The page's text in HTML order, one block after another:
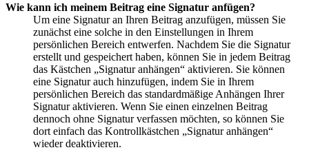
Wie kann ich meinem Beitrag eine Signatur anfügen?
Um eine Signatur an Ihren Beitrag anzufügen, müssen Sie
zunächst eine solche in den Einstellungen in Ihrem
persönlichen Bereich entwerfen. Nachdem Sie die Signatur
erstellt und gespeichert haben, können Sie in jedem Beitrag
das Kästchen „Signatur anhängen“ aktivieren. Sie können
eine Signatur auch hinzufügen, indem Sie in Ihrem
persönlichen Bereich das standardmäßige Anhängen Ihrer
Signatur aktivieren. Wenn Sie einen einzelnen Beitrag
dennoch ohne Signatur verfassen möchten, so können Sie
dort einfach das Kontrollkästchen „Signatur anhängen“
wieder deaktivieren.